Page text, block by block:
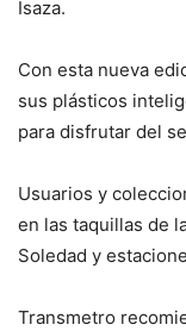
Isaza.
Con esta nueva
sus plásticos
para disfrutar del
Usuarios y
en las taquillas de
Soledad y
Transmetro